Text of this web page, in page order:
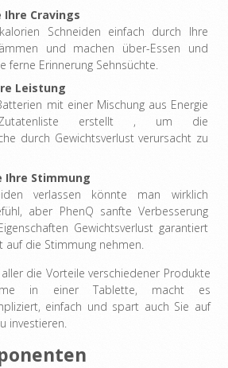
Ihre Cravings
Schneiden einfach durch Ihre
und machen über-Essen und
ferne Erinnerung Sehnsüchte.
Leistung
mit einer Mischung aus Energie
Zutatenliste erstellt , um die
durch Gewichtsverlust verursacht zu
Ihre Stimmung
verlassen könnte man wirklich
aber PhenQ sanfte Verbesserung
Gewichtsverlust garantiert
auf die Stimmung nehmen.
die Vorteile verschiedener Produkte
in einer Tablette, macht es
einfach und spart auch Sie auf
investieren.